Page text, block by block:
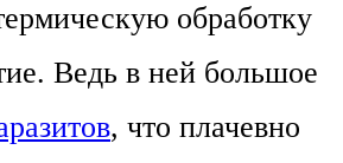
обработку
Ведь в ней большое
, что плачевно